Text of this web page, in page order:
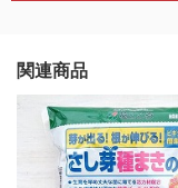
関連商品